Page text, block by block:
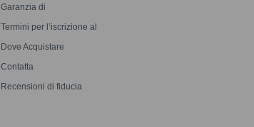
Garanzia di
Corrispondenza del Prezzo
Termini per l’iscrizione al
ECOVACS Rewards
Dove Acquistare
Contatta
Recensioni di fiducia